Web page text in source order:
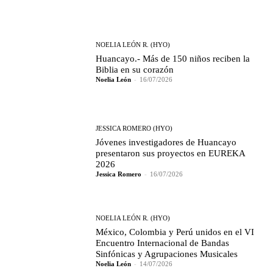
NOELIA LEÓN R. (HYO)
Huancayo.- Más de 150 niños reciben la
Biblia en su corazón
Noelia León - 16/07/2026
JESSICA ROMERO (HYO)
Jóvenes investigadores de Huancayo
presentaron sus proyectos en EUREKA
2026
Jessica Romero - 16/07/2026
NOELIA LEÓN R. (HYO)
México, Colombia y Perú unidos en el VI
Encuentro Internacional de Bandas
Sinfónicas y Agrupaciones Musicales
Noelia León - 14/07/2026